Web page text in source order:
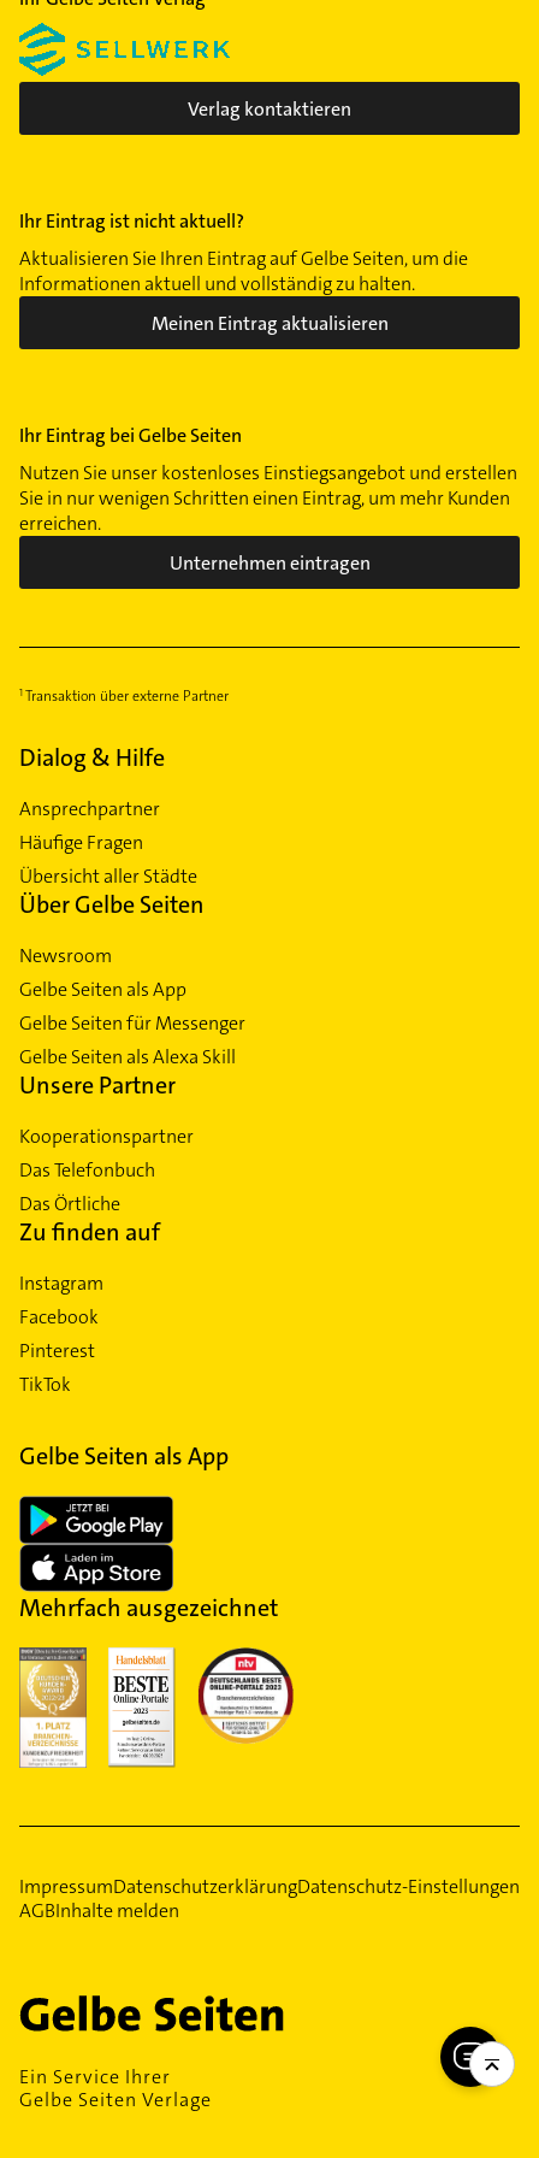
Verlag kontaktieren
Ihr Eintrag ist nicht aktuell?
Aktualisieren Sie Ihren Eintrag auf Gelbe Seiten, um die
Informationen aktuell und vollständig zu halten.
Meinen Eintrag aktualisieren
Ihr Eintrag bei Gelbe Seiten
Nutzen Sie unser kostenloses Einstiegsangebot und erstellen
Sie in nur wenigen Schritten einen Eintrag, um mehr Kunden
erreichen.
Unternehmen eintragen
Transaktion über externe Partner
Dialog & Hilfe
Ansprechpartner
Häufige Fragen
Übersicht aller Städte
Über Gelbe Seiten
Newsroom
Gelbe Seiten als App
Gelbe Seiten für Messenger
Gelbe Seiten als Alexa Skill
Unsere Partner
Kooperationspartner
Das Telefonbuch
Das Örtliche
Zu finden auf
Instagram
Facebook
Pinterest
TikTok
Gelbe Seiten als App
Mehrfach ausgezeichnet
ImpressumDatenschutzerklärungDatenschutz-Einstellungen
AGBInhalte melden
Ein Service Ihrer
Gelbe Seiten Verlage